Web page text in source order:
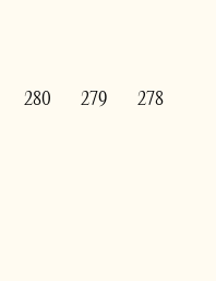
280 279 278